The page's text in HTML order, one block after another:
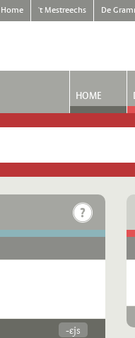
Home 't Mestreechs De
HOME
-ɛjs